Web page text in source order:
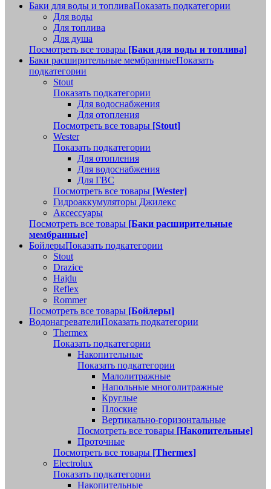
Баки для воды и топливаПоказать подкатегории
Для воды
Для топлива
Для душа
Посмотреть все товары [Баки для воды и топлива]
Баки расширительные мембранныеПоказать
подкатегории
Stout
Показать подкатегории
Для водоснабжения
Для отопления
Посмотреть все товары [Stout]
Wester
Показать подкатегории
Для отопления
Для водоснабжения
Для ГВС
Посмотреть все товары [Wester]
Гидроаккумуляторы Джилекс
Аксессуары
Посмотреть все товары [Баки расширительные
мембранные]
БойлерыПоказать подкатегории
Stout
Drazice
Hajdu
Reflex
Rommer
Посмотреть все товары [Бойлеры]
ВодонагревателиПоказать подкатегории
Thermex
Показать подкатегории
Накопительные
Показать подкатегории
Малолитражные
Напольные многолитражные
Круглые
Плоские
Вертикально-горизонтальные
Посмотреть все товары [Накопительные]
Проточные
Посмотреть все товары [Thermex]
Electrolux
Показать подкатегории
Накопительные